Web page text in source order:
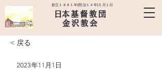
創立１８８１年(明治１４年)５月１日
​日本基督教団
金沢教会
< 戻る
2023年11月1日